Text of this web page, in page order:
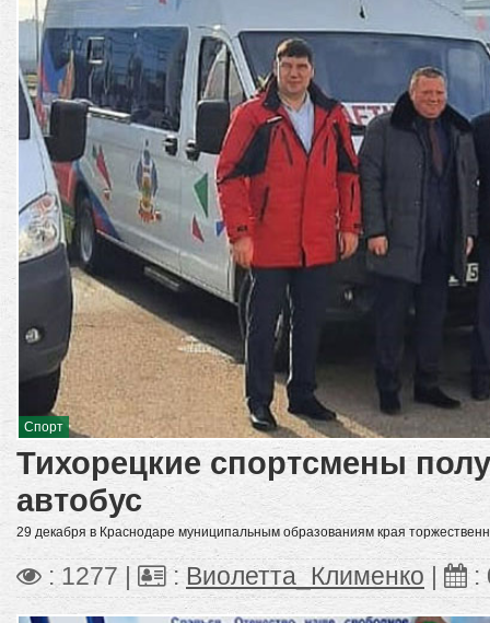
Спорт
Тихорецкие спортсмены
автобус
29 декабря в Краснодаре муниципальным образованиям края
: 1277 | :Виолетта_Клименко :